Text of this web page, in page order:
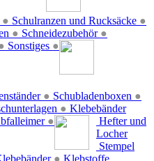
● Schulranzen und Rucksäcke ●
● Schneidezubehör ●
Sonstiges ●
● Schubladenboxen ●
●
●
Klebebänder
●
Hefter und
Locher
Stempel
Klebstoffe